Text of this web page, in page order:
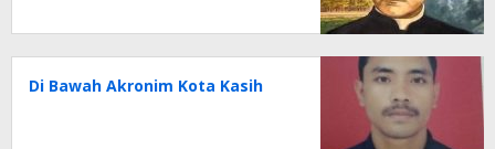
Janssen)
Di Bawah Akronim Kota Kasih